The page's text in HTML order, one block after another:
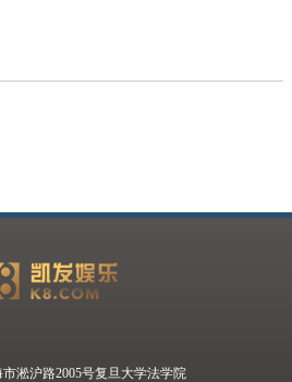
市淞沪路2005号复旦大学法学院